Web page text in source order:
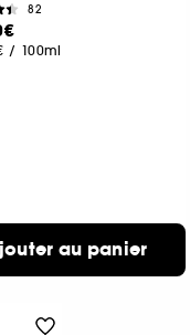
82
/ 100ml
au panier